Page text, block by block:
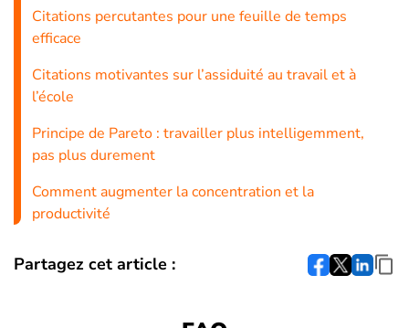
Citations percutantes pour une feuille de temps
efficace
Citations motivantes sur l’assiduité au travail et à
l’école
Principe de Pareto : travailler plus intelligemment,
pas plus durement
Comment augmenter la concentration et la
productivité
Partagez cet article :